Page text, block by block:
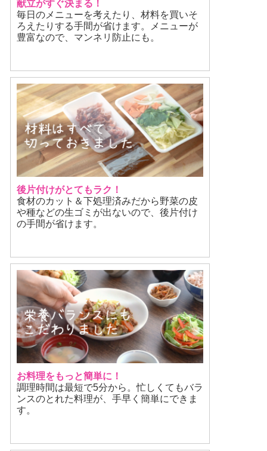
献立がすぐ決まる！
毎日のメニューを考えたり、材料を買いそ
ろえたりする手間が省けます。メニューが
豊富なので、マンネリ防止にも。
後片付けがとてもラク！
食材のカット＆下処理済みだから野菜の皮
や種などの生ゴミが出ないので、後片付け
の手間が省けます。
お料理をもっと簡単に！
調理時間は最短で5分から。忙しくてもバラ
ンスのとれた料理が、手早く簡単にできま
す。